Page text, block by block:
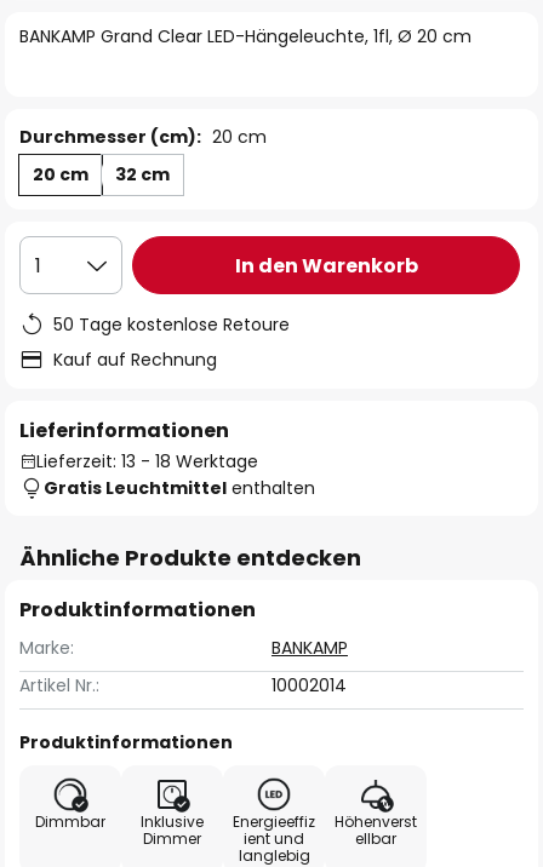
springen
BANKAMP Grand Clear LED-Hängeleuchte, 1fl, Ø 20 cm
Durchmesser (cm): 20 cm
20 cm
32 cm
1 In den Warenkorb
50 Tage kostenlose Retoure
Kauf auf Rechnung
Lieferinformationen
Lieferzeit: 13 - 18 Werktage
Gratis Leuchtmittel enthalten
Ähnliche Produkte entdecken
Produktinformationen
Marke:
BANKAMP
Artikel Nr.:
10002014
Produktinformationen
Dimmbar
Inklusive
Dimmer
Energieeffiz
ient und
langlebig
Höhenverst
ellbar